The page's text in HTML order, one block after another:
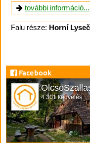
további információ...
Falu része: Horní
Facebook
4 301 kedvelés